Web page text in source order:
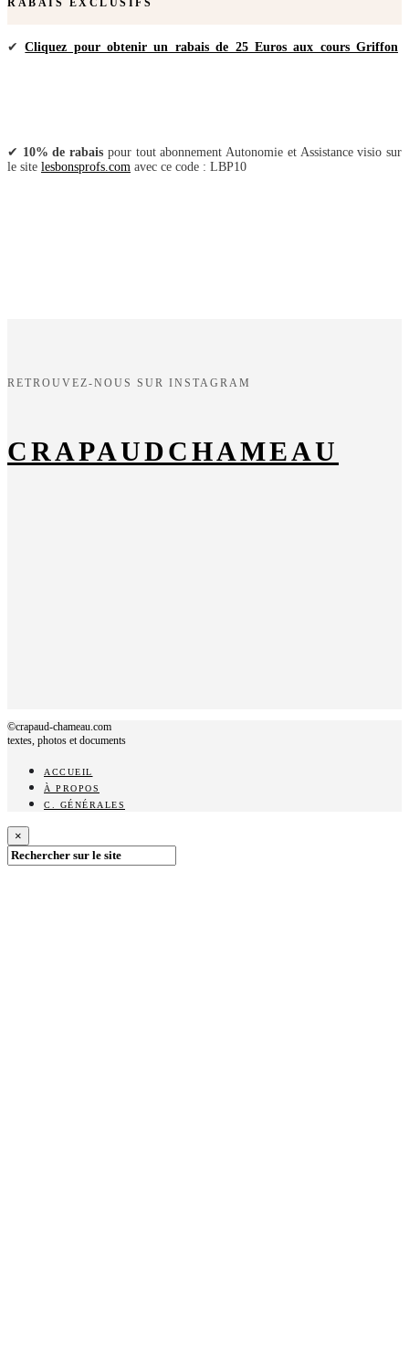
RABAIS EXCLUSIFS
✔Cliquez pour obtenir un rabais de 25 Euros aux cours Griffon
✔ 10% de rabais pour tout abonnement Autonomie et Assistance visio sur
le site lesbonsprofs.com avec ce code : LBP10
RETROUVEZ-NOUS SUR INSTAGRAM
CRAPAUDCHAMEAU
©crapaud-chameau.com
textes, photos et documents
ACCUEIL
À PROPOS
C. GÉNÉRALES
×